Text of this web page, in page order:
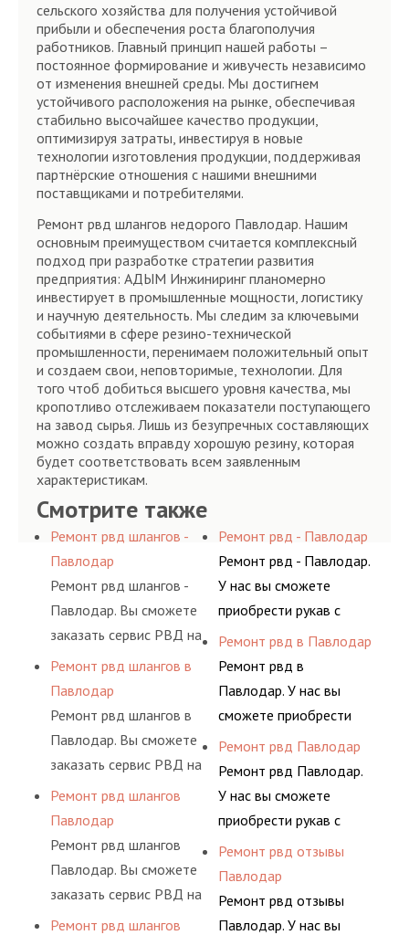
сельского хозяйства для получения устойчивой
прибыли и обеспечения роста благополучия
работников. Главный принцип нашей работы –
постоянное формирование и живучесть независимо
от изменения внешней среды. Мы достигнем
устойчивого расположения на рынке, обеспечивая
стабильно высочайшее качество продукции,
оптимизируя затраты, инвестируя в новые
технологии изготовления продукции, поддерживая
партнёрские отношения с нашими внешними
поставщиками и потребителями.
Ремонт рвд шлангов недорого Павлодар. Нашим
основным преимуществом считается комплексный
подход при разработке стратегии развития
предприятия: АДЫМ Инжиниринг планомерно
инвестирует в промышленные мощности, логистику
и научную деятельность. Мы следим за ключевыми
событиями в сфере резино-технической
промышленности, перенимаем положительный опыт
и создаем свои, неповторимые, технологии. Для
того чтоб добиться высшего уровня качества, мы
кропотливо отслеживаем показатели поступающего
на завод сырья. Лишь из безупречных составляющих
можно создать вправду хорошую резину, которая
будет соответствовать всем заявленным
характеристикам.
Смотрите также
Ремонт рвд шлангов -
Павлодар
Ремонт рвд шлангов -
Павлодар. Вы сможете
заказать сервис РВД на
разовой основе либо на
условиях
долговременного
комплексного
обслуживания
предприятия.
Ремонт рвд шлангов в
Павлодар
Ремонт рвд шлангов в
Павлодар. Вы сможете
заказать сервис РВД на
разовой основе либо на
условиях
долговременного
комплексного
обслуживания
Ремонт рвд шлангов
Павлодар
Ремонт рвд шлангов
Павлодар. Вы сможете
заказать сервис РВД на
разовой основе либо на
Ремонт рвд шлангов
Ремонт рвд - Павлодар
Ремонт рвд - Павлодар.
У нас вы сможете
приобрести рукав с
разными фитингами и
комплектующими,
АДЫМ Инжиниринг
предлагает ремонт
давления. Ремонт
шлангов производится
ными спецами, которые
помогут решить любую
сложную задачу.
Ремонт рвд в Павлодар
Ремонт рвд в
Павлодар. У нас вы
сможете приобрести
рукав с разными
фитингами и
комплектующими,
АДЫМ Инжиниринг
шлангов высокого
давления. Ремонт
шлангов производится
Ремонт рвд Павлодар
Ремонт рвд Павлодар.
У нас вы сможете
приобрести рукав с
разными фитингами и
комплектующими,
АДЫМ Инжиниринг
предлагает ремонт
Ремонт рвд отзывы
Павлодар
Ремонт рвд отзывы
Павлодар. У нас вы